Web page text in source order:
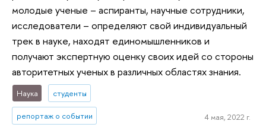
молодые ученые – аспиранты, научные сотрудники,
исследователи – определяют свой индивидуальный
трек в науке, находят единомышленников и
получают экспертную оценку своих идей со стороны
авторитетных ученых в различных областях знания.
Наука студенты
репортаж о событии 4 мая, 2022 г.